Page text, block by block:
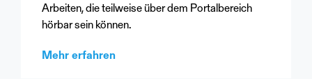
Arbeiten, die teilweise über dem Portalbereich
hörbar sein können.
Mehr erfahren